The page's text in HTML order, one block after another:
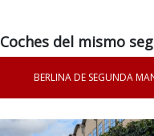
Coches del mismo
BERLINA DE SEGUNDA